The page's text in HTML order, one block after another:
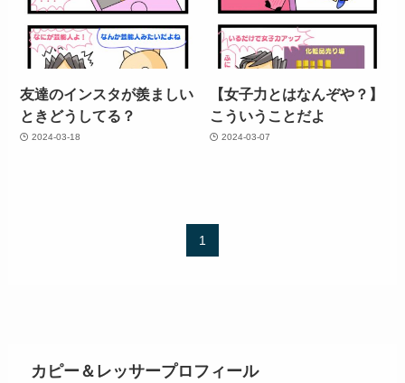
友達のインスタが羨ましい
ときどうしてる？
2024-03-18
【女子力とはなんぞや？】
こういうことだよ
2024-03-07
1
カピー＆レッサープロフィール